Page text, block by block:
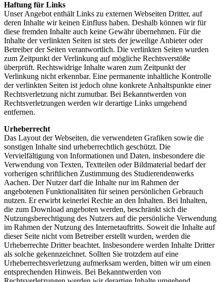
Haftung für Links
Unser Angebot enthält Links zu externen Webseiten Dritter, auf
deren Inhalte wir keinen Einfluss haben. Deshalb können wir für
diese fremden Inhalte auch keine Gewähr übernehmen. Für die
Inhalte der verlinkten Seiten ist stets der jeweilige Anbieter oder
Betreiber der Seiten verantwortlich. Die verlinkten Seiten wurden
zum Zeitpunkt der Verlinkung auf mögliche Rechtsverstöße
überprüft. Rechtswidrige Inhalte waren zum Zeitpunkt der
Verlinkung nicht erkennbar. Eine permanente inhaltliche Kontrolle
der verlinkten Seiten ist jedoch ohne konkrete Anhaltspunkte einer
Rechtsverletzung nicht zumutbar. Bei Bekanntwerden von
Rechtsverletzungen werden wir derartige Links umgehend
entfernen.
Urheberrecht
Das Layout der Webseiten, die verwendeten Grafiken sowie die
sonstigen Inhalte sind urheberrechtlich geschützt. Die
Vervielfältigung von Informationen und Daten, insbesondere die
Verwendung von Texten, Textteilen oder Bildmaterial bedarf der
vorherigen schriftlichen Zustimmung des Studierendenwerks
Aachen. Der Nutzer darf die Inhalte nur im Rahmen der
angebotenen Funktionalitäten für seinen persönlichen Gebrauch
nutzen. Er erwirbt keinerlei Rechte an den Inhalten. Bei Inhalten,
die zum Download angeboten werden, beschränkt sich die
Nutzungsberechtigung des Nutzers auf die persönliche Verwendung
im Rahmen der Nutzung des Internetauftritts. Soweit die Inhalte auf
dieser Seite nicht vom Betreiber erstellt wurden, werden die
Urheberrechte Dritter beachtet. Insbesondere werden Inhalte Dritter
als solche gekennzeichnet. Sollten Sie trotzdem auf eine
Urheberrechtsverletzung aufmerksam werden, bitten wir um einen
entsprechenden Hinweis. Bei Bekanntwerden von